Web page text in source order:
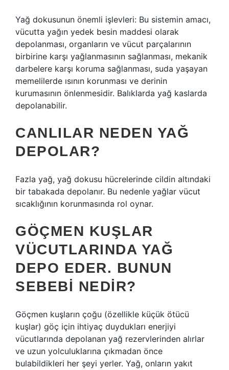
Yağ dokusunun önemli işlevleri: Bu sistemin amacı,
vücutta yağın yedek besin maddesi olarak
depolanması, organların ve vücut parçalarının
birbirine karşı yağlanmasının sağlanması, mekanik
darbelere karşı koruma sağlanması, suda yaşayan
memelilerde ısının korunması ve derinin
kurumasının önlenmesidir. Balıklarda yağ kaslarda
depolanabilir.
CANLILAR NEDEN YAĞ
DEPOLAR?
Fazla yağ, yağ dokusu hücrelerinde cildin altındaki
bir tabakada depolanır. Bu nedenle yağlar vücut
sıcaklığının korunmasında rol oynar.
GÖÇMEN KUŞLAR
VÜCUTLARINDA YAĞ
DEPO EDER. BUNUN
SEBEBI NEDIR?
Göçmen kuşların çoğu (özellikle küçük ötücü
kuşlar) göç için ihtiyaç duydukları enerjiyi
vücutlarında depolanan yağ rezervlerinden alırlar
ve uzun yolculuklarına çıkmadan önce
bulabildikleri her şeyi yerler. Yağ, onların yakıt